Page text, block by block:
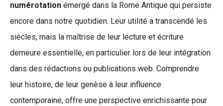
numérotation émergé dans la Rome Antique qui persiste
encore dans notre quotidien. Leur utilité a transcendé les
siècles, mais la maîtrise de leur lecture et écriture
demeure essentielle, en particulier lors de leur intégration
dans des rédactions ou publications web. Comprendre
leur histoire, de leur genèse à leur influence
contemporaine, offre une perspective enrichissante pour